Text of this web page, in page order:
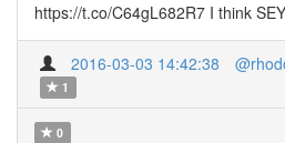
https://t.co/C64gL682R7 I think
2016-03-03 14:42:38
1
0